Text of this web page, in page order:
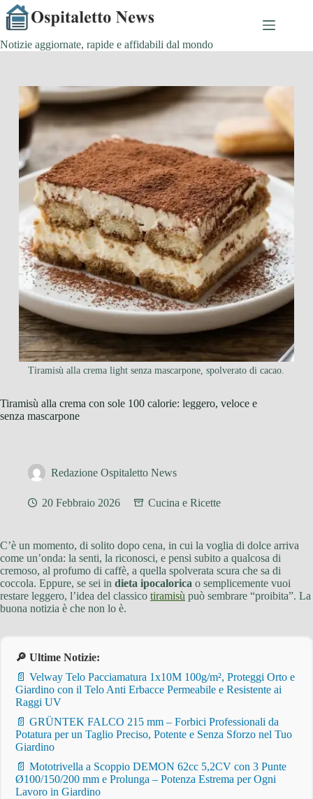
Salta
al
contenuto
Notizie aggiornate, rapide e affidabili dal mondo
Tiramisù alla crema light senza mascarpone, spolverato di cacao.
Tiramisù alla crema con sole 100 calorie: leggero, veloce e
senza mascarpone
Redazione Ospitaletto News
20 Febbraio 2026 Cucina e Ricette
C’è un momento, di solito dopo cena, in cui la voglia di dolce arriva
come un’onda: la senti, la riconosci, e pensi subito a qualcosa di
cremoso, al profumo di caffè, a quella spolverata scura che sa di
coccola. Eppure, se sei in dieta ipocalorica o semplicemente vuoi
restare leggero, l’idea del classico tiramisù può sembrare “proibita”. La
buona notizia è che non lo è.
🔎 Ultime Notizie:
📄 Velway Telo Pacciamatura 1x10M 100g/m², Proteggi Orto e
Giardino con il Telo Anti Erbacce Permeabile e Resistente ai
Raggi UV
📄 GRÜNTEK FALCO 215 mm – Forbici Professionali da
Potatura per un Taglio Preciso, Potente e Senza Sforzo nel Tuo
Giardino
📄 Mototrivella a Scoppio DEMON 62cc 5,2CV con 3 Punte
Ø100/150/200 mm e Prolunga – Potenza Estrema per Ogni
Lavoro in Giardino